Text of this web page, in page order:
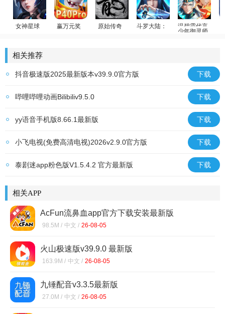
女神星球
赢万元奖
原始传奇
斗罗大陆：武魂觉醒少年御灵师
相关推荐
抖音极速版2025最新版本v39.9.0官方版 下载
哔哩哔哩动画Bilibiliv9.5.0 下载
yy语音手机版8.66.1最新版 下载
小飞电视(免费高清电视)2026v2.9.0官方版 下载
泰剧迷app粉色版V1.5.4.2 官方最新版 下载
相关APP
AcFun流鼻血app官方下载安装最新版
v6.80.0.1318安卓版
98.5M / 中文 / 26-08-05
火山极速版v39.9.0 最新版
163.9M / 中文 / 26-08-05
九锤配音v3.3.5最新版
27.0M / 中文 / 26-08-05